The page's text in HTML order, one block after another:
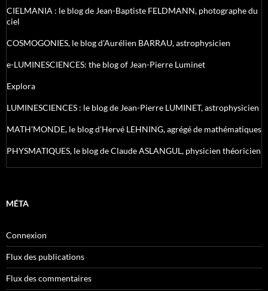
CIELMANIA : le blog de Jean-Baptiste FELDMANN, photographe du
ciel
COSMOGONIES, le blog d'Aurélien BARRAU, astrophysicien
e-LUMINESCIENCES: the blog of Jean-Pierre Luminet
Explora
LUMINESCIENCES : le blog de Jean-Pierre LUMINET, astrophysicien
MATH'MONDE, le blog d'Hervé LEHNING, agrégé de mathématiques
PHYSMATIQUES, le blog de Claude ASLANGUL, physicien théoricien
MÉTA
Connexion
Flux des publications
Flux des commentaires